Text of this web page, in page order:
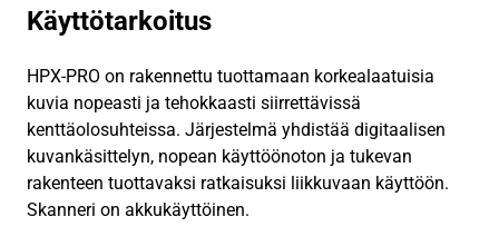
Käyttötarkoitus
HPX-PRO on rakennettu tuottamaan korkealaatuisia
kuvia nopeasti ja tehokkaasti siirrettävissä
kenttäolosuhteissa. Järjestelmä yhdistää digitaalisen
kuvankäsittelyn, nopean käyttöönoton ja tukevan
rakenteen tuottavaksi ratkaisuksi liikkuvaan käyttöön.
Skanneri on akkukäyttöinen.